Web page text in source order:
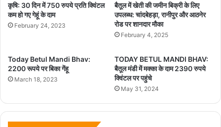
कृषि: 30 दिन में 750 रुपये प्रति क्विंटल
कम हो गए गेहूं के दाम
February 24, 2023
बैतूल में खेती की जमीन बिक्री के लिए
उपलब्ध: चांदबेहड़ा, रानीपुर और आठनेर
रोड पर शानदार मौका
February 4, 2025
Today Betul Mandi Bhav:
2200 रूपये पर बिका गेंहू
March 18, 2023
TODAY BETUL MANDI BHAV:
बैतूल मंडी में मक्का के दाम 2390 रुपये
क्विंटल पर पहुंचे
May 31, 2024